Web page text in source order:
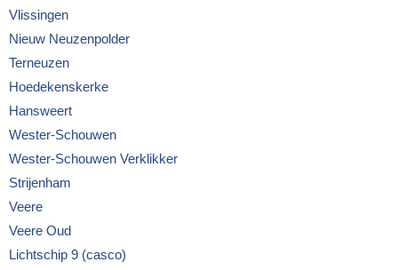
Vlissingen
Nieuw Neuzenpolder
Terneuzen
Hoedekenskerke
Hansweert
Wester-Schouwen
Wester-Schouwen Verklikker
Strijenham
Veere
Veere Oud
Lichtschip 9 (casco)